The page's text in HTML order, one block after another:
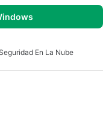
En La Nube